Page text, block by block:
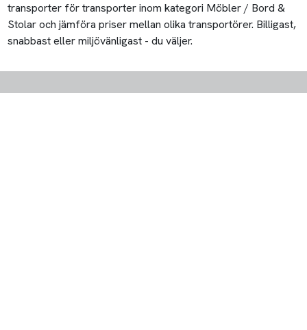
transporter för transporter inom kategori Möbler / Bord &
Stolar och jämföra priser mellan olika transportörer. Billigast,
snabbast eller miljövänligast - du väljer.